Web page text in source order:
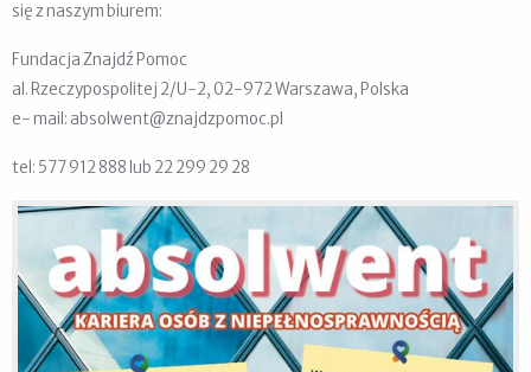
się z naszym biurem:
Fundacja Znajdź Pomoc
al. Rzeczypospolitej 2/U-2, 02-972 Warszawa, Polska
e- mail: absolwent@znajdzpomoc.pl
tel: 577 912 888 lub 22 299 29 28